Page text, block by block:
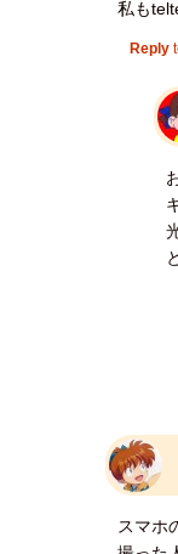
私も
Reply
スマホ